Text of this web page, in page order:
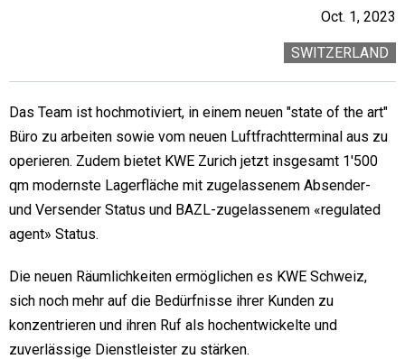
Oct. 1, 2023
SWITZERLAND
Das Team ist hochmotiviert, in einem neuen "state of the art"
Büro zu arbeiten sowie vom neuen Luftfrachtterminal aus zu
operieren. Zudem bietet KWE Zurich jetzt insgesamt 1'500
qm modernste Lagerfläche mit zugelassenem Absender-
und Versender Status und BAZL-zugelassenem «regulated
agent» Status.
Die neuen Räumlichkeiten ermöglichen es KWE Schweiz,
sich noch mehr auf die Bedürfnisse ihrer Kunden zu
konzentrieren und ihren Ruf als hochentwickelte und
zuverlässige Dienstleister zu stärken.